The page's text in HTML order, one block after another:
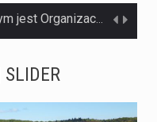
Jaką dynamikę wzrostu PKB przewidują prognozy gospodarcze dla Polski w 2026 roku? Prognozy dotyczące gospodarki Polski na rok 2026 sugerują, że Produkt Krajowy Brutto (PKB)…
SLIDER